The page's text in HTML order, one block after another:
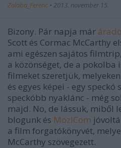
Zalaba_Ferenc • 2013. november 15.
Bizony. Pár napja már
Scott és Cormac McCarthy
ami egészen sajátos
a közönséget, de a pokolba
filmeket szeretjük,
és egyes képei - egy speckó
speckóbb nyaklánc - még
majd. No, de lássuk, miből
blogunk és MozICom
a film forgatókönyvét,
McCarthy szövegezett.